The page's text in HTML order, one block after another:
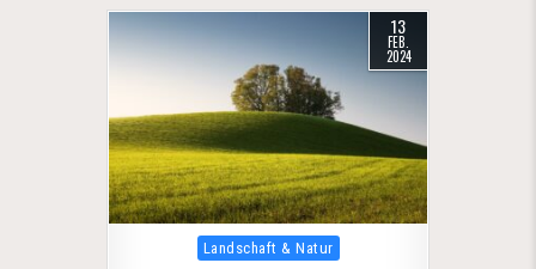
13
FEB.
2024
Posted in
Landschaft & Natur